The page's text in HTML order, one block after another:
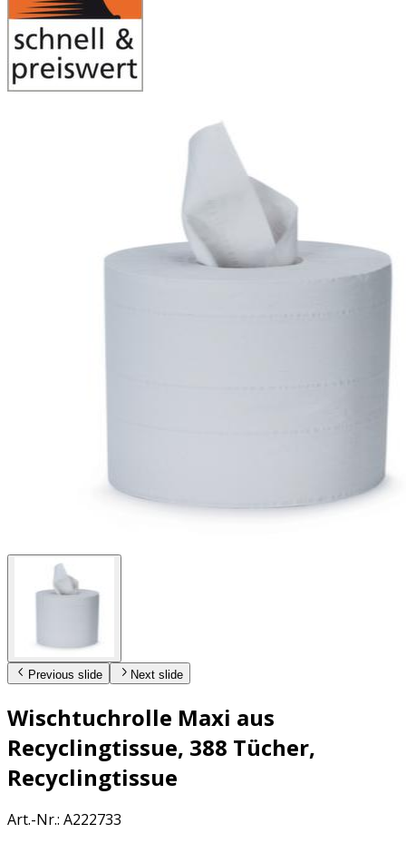
Previous slide Next slide
Wischtuchrolle Maxi aus
Recyclingtissue, 388 Tücher,
Recyclingtissue
Art.-Nr.: A222733